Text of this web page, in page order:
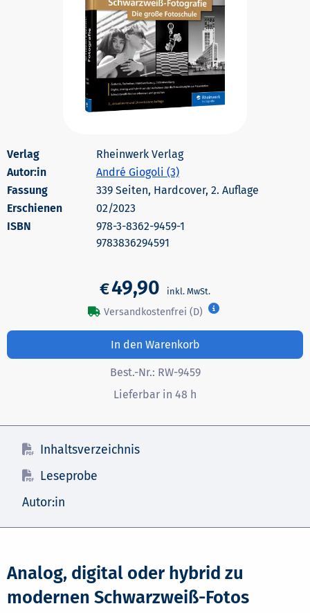
Rheinwerk Verlag
Autor:in
André Giogoli (3)
339 Seiten, Hardcover, 2. Auflage
Erschienen
02/2023
978-3-8362-9459-1
9783836294591
€49,90
Versandkostenfrei (D)
In den Warenkorb
Best.-Nr.: RW-9459
Lieferbar in 48 h
Inhaltsverzeichnis
Leseprobe
Autor:in
Analog, digital oder hybrid zu
modernen Schwarzweiß-Fotos